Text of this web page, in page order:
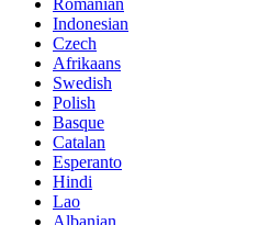
Romanian
Indonesian
Czech
Afrikaans
Swedish
Polish
Basque
Catalan
Esperanto
Hindi
Lao